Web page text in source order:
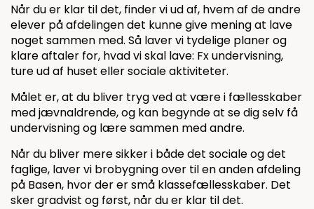
Når du er klar til det, finder vi ud af, hvem af de andre
elever på afdelingen det kunne give mening at lave
noget sammen med. Så laver vi tydelige planer og
klare aftaler for, hvad vi skal lave: Fx undervisning,
ture ud af huset eller sociale aktiviteter.
Målet er, at du bliver tryg ved at være i fællesskaber
med jævnaldrende, og kan begynde at se dig selv få
undervisning og lære sammen med andre.
Når du bliver mere sikker i både det sociale og det
faglige, laver vi brobygning over til en anden afdeling
på Basen, hvor der er små klassefællesskaber. Det
sker gradvist og først, når du er klar til det.